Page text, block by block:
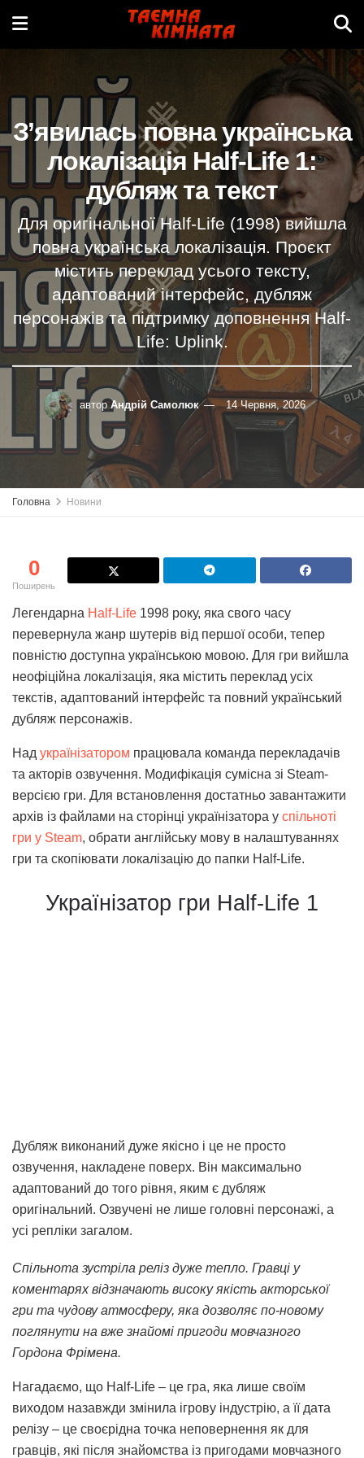
З’явилась повна українська
локалізація Half-Life 1:
дубляж та текст
Для оригінальної Half-Life (1998) вийшла
повна українська локалізація. Проєкт
містить переклад усього тексту,
адаптований інтерфейс, дубляж
персонажів та підтримку доповнення Half-
Life: Uplink.
автор Андрій Самолюк 14 Червня, 2026
Головна Новини
0
Поширень
Легендарна Half-Life 1998 року, яка свого часу
перевернула жанр шутерів від першої особи, тепер
повністю доступна українською мовою. Для гри вийшла
неофіційна локалізація, яка містить переклад усіх
текстів, адаптований інтерфейс та повний український
дубляж персонажів.
Над українізатором працювала команда перекладачів
та акторів озвучення. Модифікація сумісна зі Steam-
версією гри. Для встановлення достатньо завантажити
архів із файлами на сторінці українізатора у спільноті
гри у Steam, обрати англійську мову в налаштуваннях
гри та скопіювати локалізацію до папки Half-Life.
Українізатор гри Half-Life 1
Дубляж виконаний дуже якісно і це не просто
озвучення, накладене поверх. Він максимально
адаптований до того рівня, яким є дубляж
оригінальний. Озвучені не лише головні персонажі, а
усі репліки загалом.
Спільнота зустріла реліз дуже тепло. Гравці у
коментарях відзначають високу якість акторської
гри та чудову атмосферу, яка дозволяє по-новому
поглянути на вже знайомі пригоди мовчазного
Гордона Фрімена.
Нагадаємо, що Half-Life – це гра, яка лише своїм
виходом назавжди змінила ігрову індустрію, а її дата
релізу – це своєрідна точка неповернення як для
гравців, які після знайомства із пригодами мовчазного